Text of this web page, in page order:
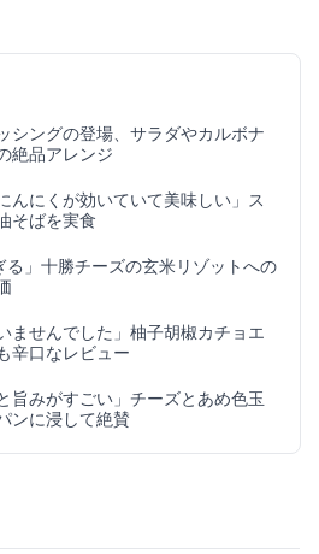
シングの登場、サラダやカルボナ
絶品アレンジ
んにくが効いていて美味しい」ス
そばを実食
る」十勝チーズの玄米リゾットへの
ませんでした」柚子胡椒カチョエ
辛口なレビュー
旨みがすごい」チーズとあめ色玉
ンに浸して絶賛